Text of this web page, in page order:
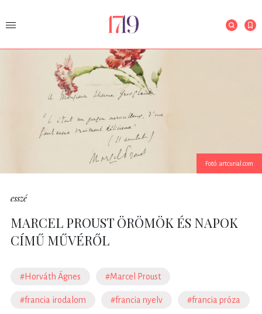
Fotó: artcurial.com
esszé
MARCEL PROUST ÖRÖMÖK ÉS NAPOK
CÍMŰ MŰVÉRŐL
#Horváth Ágnes #Marcel Proust
#francia irodalom #francia nyelv #francia próza